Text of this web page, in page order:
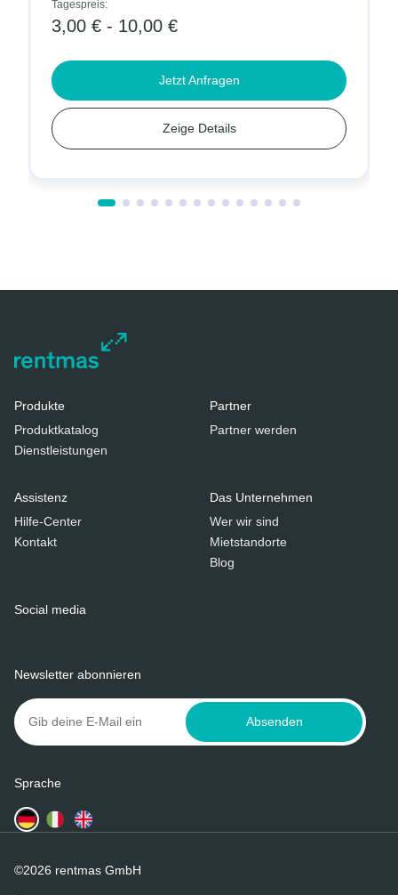
€ - 10,00 €
Jetzt Anfragen
Produkte
Produktkatalog
Dienstleistungen
Partner
Partner werden
Assistenz
Hilfe-Center
Kontakt
Das Unternehmen
Wer wir sind
Mietstandorte
Blog
Social media
Newsletter abonnieren
Absenden
Sprache
©2026 rentmas GmbH